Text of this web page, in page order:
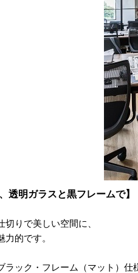
透明ガラスと黒フレームで】
りで美しい空間に、
的です。
ラック・フレーム（マット）仕